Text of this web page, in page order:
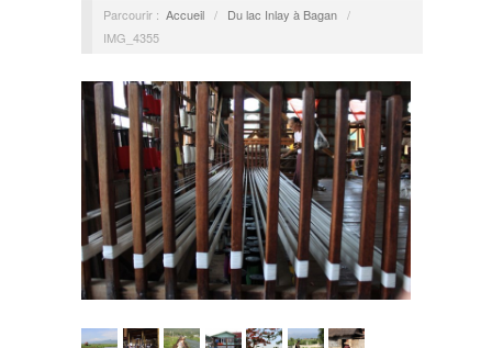
Parcourir : Accueil / Du lac Inlay à Bagan /
IMG_4355